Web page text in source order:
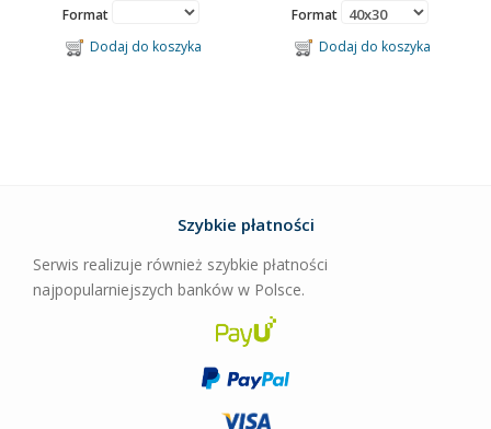
Format
Dodaj do koszyka
Format
Dodaj do koszyka
Szybkie płatności
Serwis realizuje również szybkie płatności
najpopularniejszych banków w Polsce.